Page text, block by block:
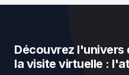
Découvrez
la visite virtuelle :